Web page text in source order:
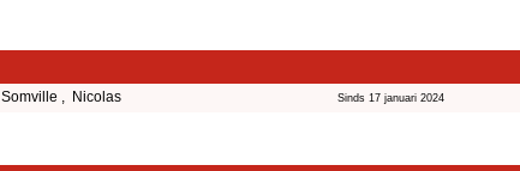
Somville , Nicolas Sinds 17 januari 2024